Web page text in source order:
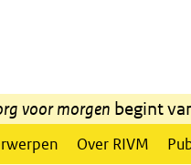
voor morgen begint
Over RIVM